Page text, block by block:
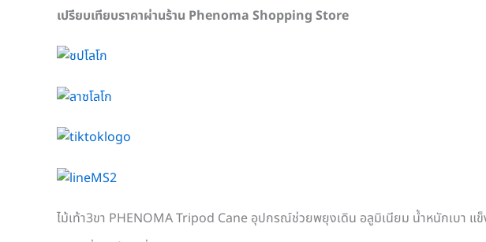
เปรียบเทียบราคาผ่านร้าน Phenoma Shopping Store
ไม้เท้า3ขา PHENOMA Tripod Cane อุปกรณ์ช่วยพยุงเดิน อลูมิเนียม น้ำหนักเบา